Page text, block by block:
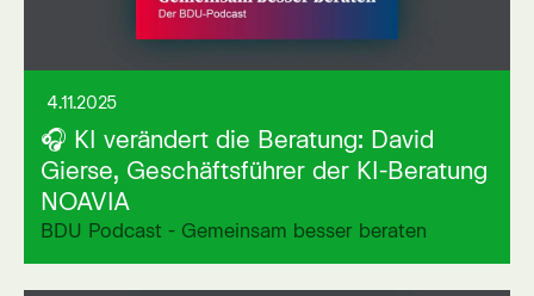
4.11.2025
🎧 KI verändert die Beratung: David
Gierse, Geschäftsführer der KI-Beratung
NOAVIA
BDU Podcast - Gemeinsam besser beraten